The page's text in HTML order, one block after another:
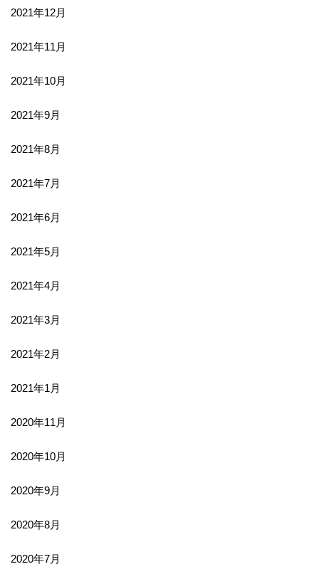
2021年12月
2021年11月
2021年10月
2021年9月
2021年8月
2021年7月
2021年6月
2021年5月
2021年4月
2021年3月
2021年2月
2021年1月
2020年11月
2020年10月
2020年9月
2020年8月
2020年7月